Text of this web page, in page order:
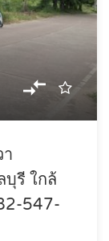
บุรี ใกล้
547-